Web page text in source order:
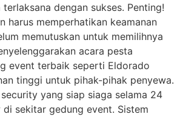
dengan sukses. Penting!
harus memperhatikan keamanan
memutuskan untuk memilihnya
acara pesta
event terbaik seperti Eldorado
tinggi untuk pihak-pihak penyewa.
yang siap siaga selama 24
sekitar gedung event. Sistem